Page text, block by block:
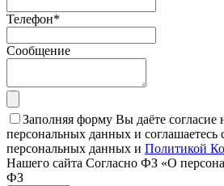
Телефон*
Сообщение
Заполняя форму Вы даёте согласие
персональных данных и соглашаетесь
персональных данных и Политикой
Нашего сайта Согласно ФЗ «О
ФЗ